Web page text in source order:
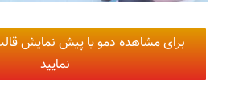
برای مشاهده دمو یا پیش نمایش
نمایید